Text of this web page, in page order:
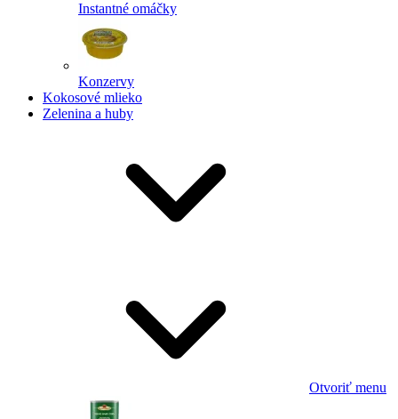
Instantné omáčky
Konzervy
Kokosové mlieko
Zelenina a huby
Otvoriť menu